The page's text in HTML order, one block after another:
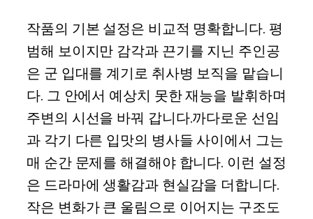
작품의 기본 설정은 비교적 명확합니다. 평
범해 보이지만 감각과 끈기를 지닌 주인공
은 군 입대를 계기로 취사병 보직을 맡습니
다. 그 안에서 예상치 못한 재능을 발휘하며
주변의 시선을 바꿔 갑니다.까다로운 선임
과 각기 다른 입맛의 병사들 사이에서 그는
매 순간 문제를 해결해야 합니다. 이런 설정
은 드라마에 생활감과 현실감을 더합니다.
작은 변화가 큰 울림으로 이어지는 구조도